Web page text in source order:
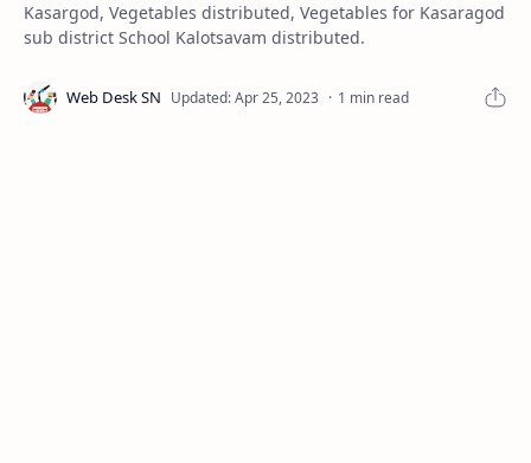
Kasargod, Vegetables distributed, Vegetables for Kasaragod
sub district School Kalotsavam distributed.
1 min read